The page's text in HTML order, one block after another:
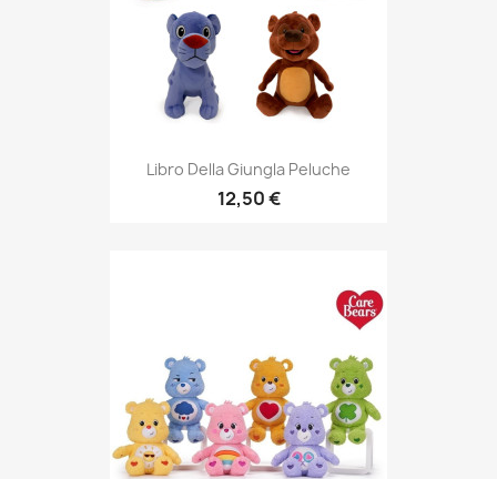
Libro Della Giungla Peluche
12,50 €